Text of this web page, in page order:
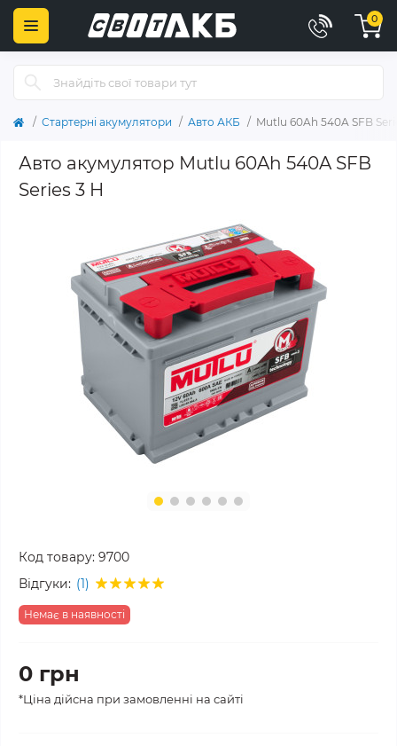
0
Стартерні акумулятори Авто АКБ Mutlu 60Ah 540A SFB
Авто акумулятор Mutlu 60Ah 540A SFB
Series 3 H
Код товару: 9700
Відгуки: (1)
Немає в наявності
0 грн
*Ціна дійсна при замовленні на сайті